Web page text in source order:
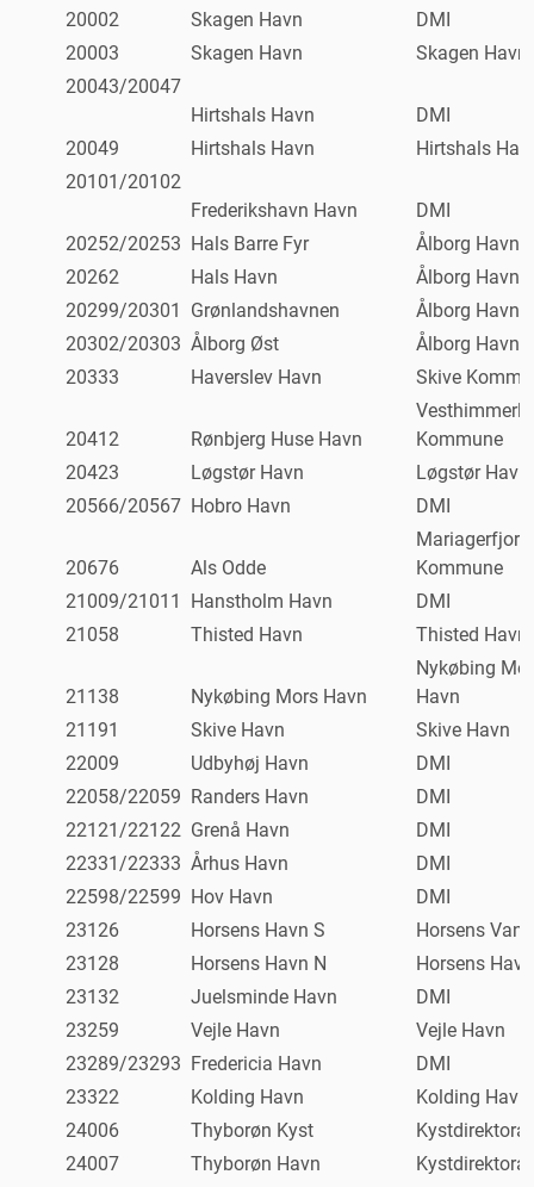
20002
Skagen Havn
DMI
20003
Skagen Havn
Skagen Havn
20043/20047
Hirtshals Havn
DMI
20049
Hirtshals Havn
Hirtshals
20101/20102
Frederikshavn Havn
DMI
20252/20253 Hals Barre Fyr
Ålborg Havn
20262
Hals Havn
Ålborg Havn
20299/20301
Grønlandshavnen
Ålborg Havn
20302/20303 Ålborg Øst
Ålborg Havn
20333
Haverslev Havn Skive
20412 Rønbjerg Huse Havn
Kommune
20423
Løgstør Havn
Løgstør Havn
20566/20567 Hobro Havn DMI
20676 Als Odde
Mariagerfjord
Kommune
21009/21011
Hanstholm Havn
DMI
21058
Thisted Havn Thisted Havn
21138 Nykøbing Mors Havn
Nykøbing
Havn
21191
Skive Havn
Skive Havn
22009
Udbyhøj Havn
DMI
22058/22059 Randers Havn
DMI
22121/22122 Grenå Havn
DMI
22331/22333 Århus Havn
DMI
22598/22599 Hov Havn
DMI
23126
Horsens Havn S
Horsens Vand
23128
Horsens Havn N
Horsens Havn
23132
Juelsminde Havn
DMI
23259
Vejle Havn
Vejle Havn
23289/23293 Fredericia Havn
DMI
23322
Kolding Havn
Kolding Havn
24006
Thyborøn Kyst
24007
Thyborøn Havn